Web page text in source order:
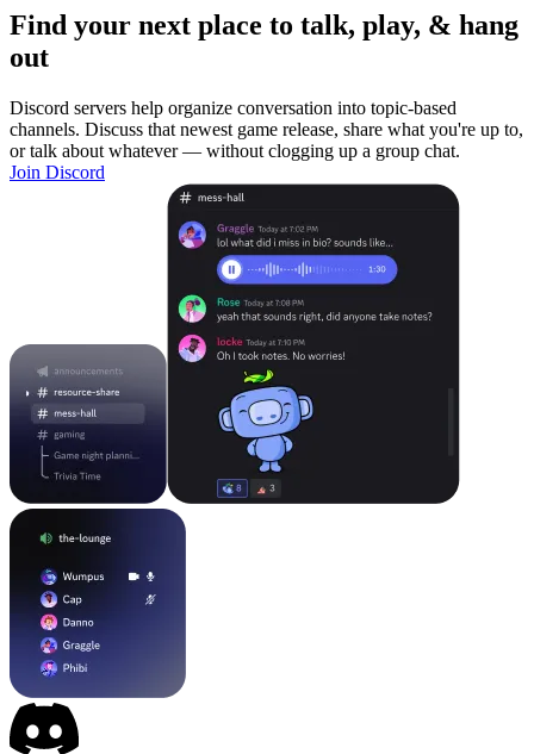
Find your next place to talk, play, & hang
out
Discord servers help organize conversation into topic-based
channels. Discuss that newest game release, share what you're up to,
or talk about whatever — without clogging up a group chat.
Join Discord